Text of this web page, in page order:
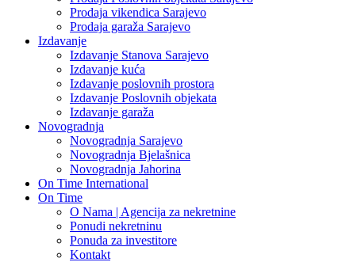
Prodaja vikendica Sarajevo
Prodaja garaža Sarajevo
Izdavanje
Izdavanje Stanova Sarajevo
Izdavanje kuća
Izdavanje poslovnih prostora
Izdavanje Poslovnih objekata
Izdavanje garaža
Novogradnja
Novogradnja Sarajevo
Novogradnja Bjelašnica
Novogradnja Jahorina
On Time International
On Time
O Nama | Agencija za nekretnine
Ponudi nekretninu
Ponuda za investitore
Kontakt